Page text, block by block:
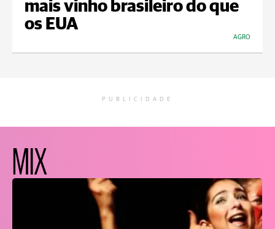
mais vinho brasileiro do que
os EUA
AGRO
PUBLICIDADE
MIX